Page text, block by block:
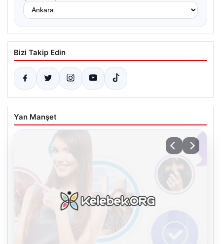
Bizi Takip Edin
Yan Manşet